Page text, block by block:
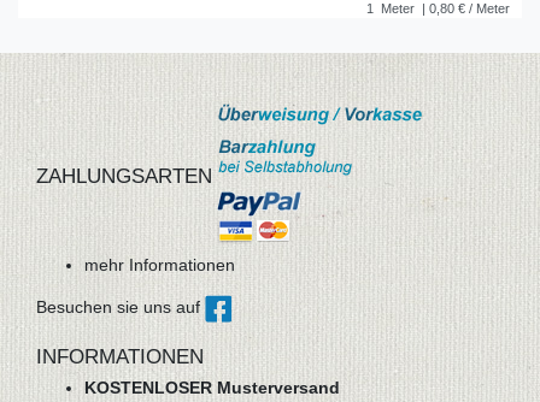
1 Meter | 0,80 € / Meter
ZAHLUNGSARTEN
mehr Informationen
Besuchen sie uns auf
INFORMATIONEN
KOSTENLOSER Musterversand